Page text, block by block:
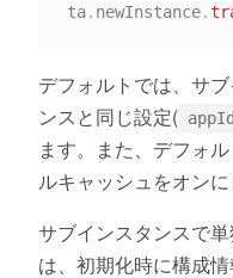
ta. newInstance.
デフォルトでは、サ
ンスと同じ設定( appId
ます。また、デフォ
ルキャッシュをオンに
サブインスタンスで
は、初期化時に構成